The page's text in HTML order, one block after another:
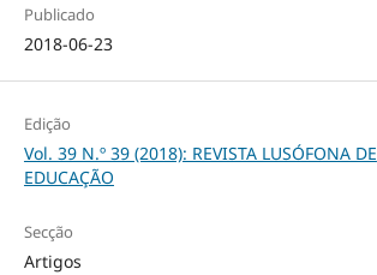
Publicado
2018-06-23
Edição
Vol. 39 N.º 39 (2018): REVISTA LUSÓFONA DE
EDUCAÇÃO
Secção
Artigos